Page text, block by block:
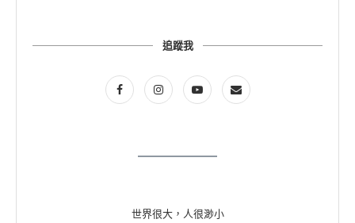
追蹤我
世界很大，人很渺小